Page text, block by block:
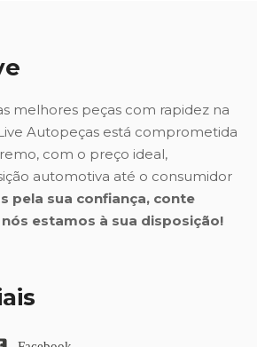
melhores peças com rapidez na
Autopeças está comprometida
com o preço ideal,
automotiva até o consumidor
pela sua confiança, conte
estamos à sua disposição!